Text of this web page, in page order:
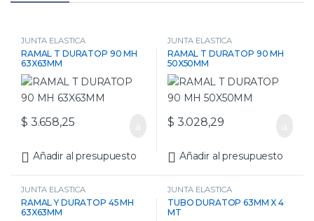
JUNTA ELASTICA
RAMAL T DURATOP 90 MH
63X63MM
$ 3.658,25
Añadir al presupuesto
JUNTA ELASTICA
RAMAL T DURATOP 90 MH
50X50MM
$ 3.028,29
Añadir al presupuesto
JUNTA ELASTICA
RAMAL Y DURATOP 45 MH
63X63MM
JUNTA ELASTICA
TUBO DURATOP 63MM X 4
MT